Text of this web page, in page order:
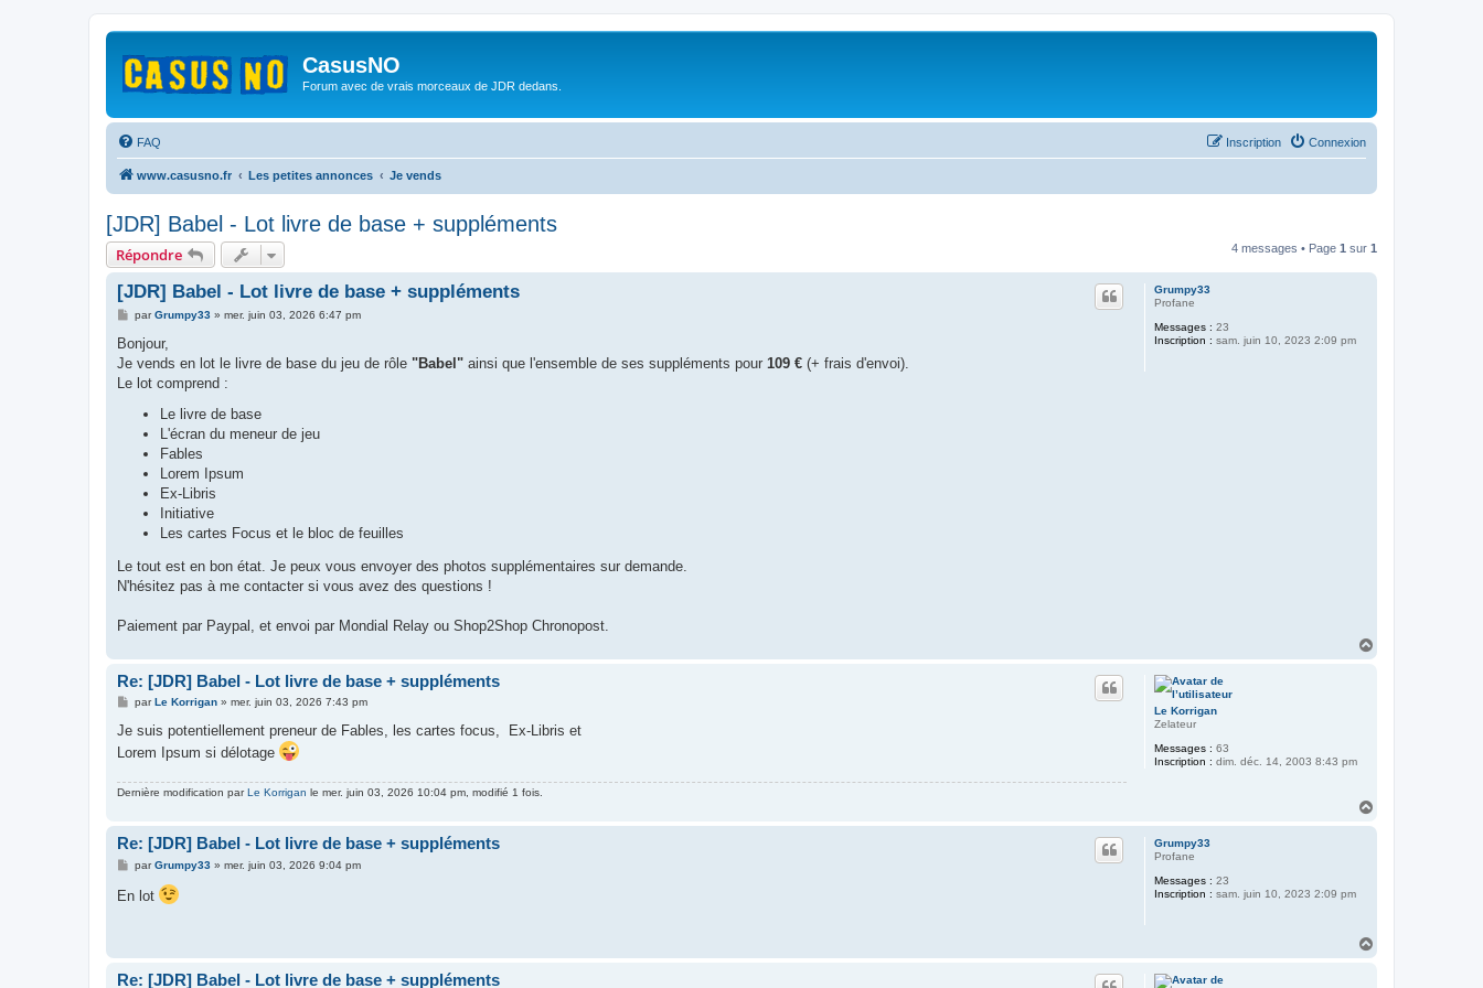
CasusNO
Forum avec de vrais morceaux de JDR dedans.
FAQ Connexion
Inscription
www.casusno.fr Les petites annonces Je vends
[JDR] Babel - Lot livre de base + suppléments
Répondre 4 messages • Page 1 sur 1
Grumpy33
Profane
Messages : 23
Inscription : sam. juin 10, 2023 2:09 pm
[JDR] Babel - Lot livre de base + suppléments
M
s
a
g
parGrumpy33» mer. juin 03, 2026 6:47 pm
Bonjour,
Je vends en lot le livre de base du jeu de rôle "Babel" ainsi que l'ensemble de ses suppléments pour 109 € (+ frais d'envoi).
Le lot comprend :
Le livre de base
L'écran du meneur de jeu
Fables
Lorem Ipsum
Ex-Libris
Initiative
Les cartes Focus et le bloc de feuilles
Le tout est en bon état. Je peux vous envoyer des photos supplémentaires sur demande.
N'hésitez pas à me contacter si vous avez des questions !
Paiement par Paypal, et envoi par Mondial Relay ou Shop2Shop Chronopost.
Le Korrigan
Zelateur
Messages : 63
Inscription : dim. déc. 14, 2003 8:43 pm
Re: [JDR] Babel - Lot livre de base + suppléments
M
s
a
e
parLe Korrigan» mer. juin 03, 2026 7:43 pm
Je suis potentiellement preneur de Fables, les cartes focus, Ex-Libris et
Lorem Ipsum si délotage
Dernière modification parLe Korrigan le mer. juin 03, 2026 10:04 pm, modifié 1 fois.
Grumpy33
Profane
Messages : 23
Inscription : sam. juin 10, 2023 2:09 pm
Re: [JDR] Babel - Lot livre de base + suppléments
M
s
parGrumpy33» mer. juin 03, 2026 9:04 pm
En lot
Re: [JDR] Babel - Lot livre de base + suppléments